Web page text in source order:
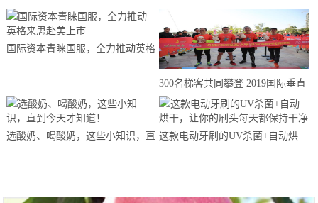
国际资本青睐国服，全力推动英格
300名梯客共同攀登 2019国际垂直
马拉松超级精英赛顺德海骏达中心
站欢乐开跑
选酸奶、喝酸奶，这些小知识，直 这款电动牙刷的UV杀菌+自动烘